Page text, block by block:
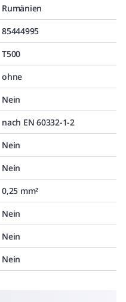
Rumänien
85444995
T500
ohne
Nein
nach EN 60332-1-2
Nein
Nein
0,25 mm²
Nein
Nein
Nein